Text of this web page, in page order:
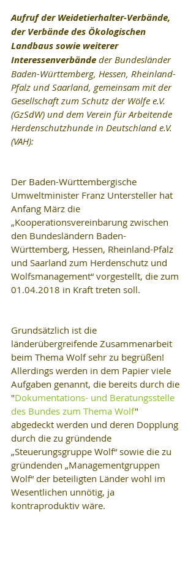
Aufruf der Weidetierhalter-Verbände,
der Verbände des Ökologischen
Landbaus sowie weiterer
Interessenverbände der Bundesländer
Baden-Württemberg, Hessen, Rheinland-
Pfalz und Saarland, gemeinsam mit der
Gesellschaft zum Schutz der Wölfe e.V.
(GzSdW) und dem Verein für Arbeitende
Herdenschutzhunde in Deutschland e.V.
(VAH):
Der Baden-Württembergische
Umweltminister Franz Untersteller hat
Anfang März die
„Kooperationsvereinbarung zwischen
den Bundesländern Baden-
Württemberg, Hessen, Rheinland-Pfalz
und Saarland zum Herdenschutz und
Wolfsmanagement“ vorgestellt, die zum
01.04.2018 in Kraft treten soll.
Grundsätzlich ist die
länderübergreifende Zusammenarbeit
beim Thema Wolf sehr zu begrüßen!
Allerdings werden in dem Papier viele
Aufgaben genannt, die bereits durch die
"Dokumentations- und Beratungsstelle
des Bundes zum Thema Wolf"
abgedeckt werden und deren Dopplung
durch die zu gründende
„Steuerungsgruppe Wolf“ sowie die zu
gründenden „Managementgruppen
Wolf“ der beteiligten Länder wohl im
Wesentlichen unnötig, ja
kontraproduktiv wäre.